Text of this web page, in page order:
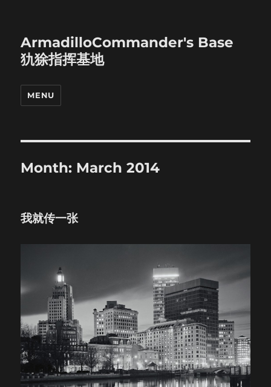
ArmadilloCommander's Base
犰狳指挥基地
MENU
Month: March 2014
我就传一张